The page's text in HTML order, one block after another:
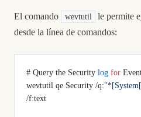
El comando wevtutil
le permite
desde la línea de comandos:
# Query the Security log for
wevtutil qe Security /q:
/f:text